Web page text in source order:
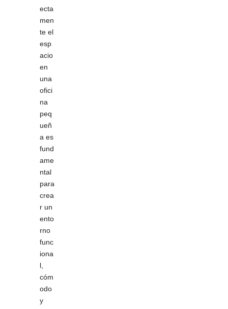
ecta
men
te el
esp
acio
en
una
ofici
na
peq
ueñ
a es
fund
ame
ntal
para
crea
r un
ento
rno
func
iona
l,
cóm
odo
y